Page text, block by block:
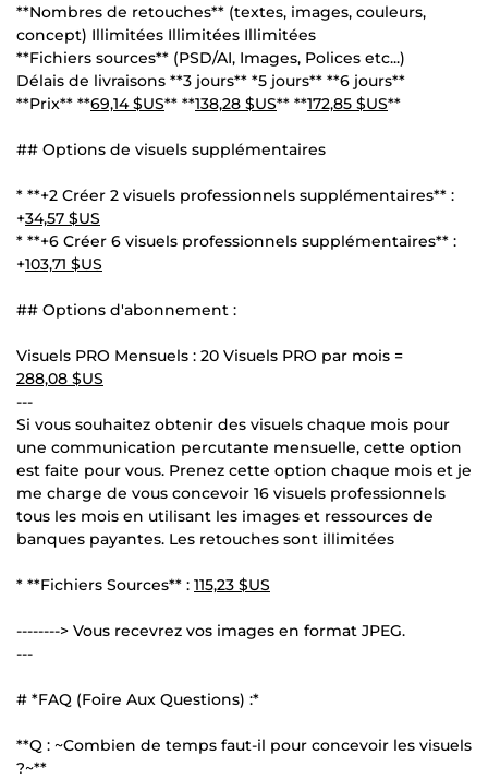
**Nombres de retouches** (textes, images, couleurs,
concept) Illimitées Illimitées Illimitées
**Fichiers sources** (PSD/AI, Images, Polices etc...)
Délais de livraisons **3 jours** *5 jours** **6 jours**
**Prix** **69,14 $US** **138,28 $US** **172,85 $US**
## Options de visuels supplémentaires
* **+2 Créer 2 visuels professionnels supplémentaires** :
+34,57 $US
* **+6 Créer 6 visuels professionnels supplémentaires** :
+103,71 $US
## Options d'abonnement :
Visuels PRO Mensuels : 20 Visuels PRO par mois =
288,08 $US
---
Si vous souhaitez obtenir des visuels chaque mois pour
une communication percutante mensuelle, cette option
est faite pour vous. Prenez cette option chaque mois et je
me charge de vous concevoir 16 visuels professionnels
tous les mois en utilisant les images et ressources de
banques payantes. Les retouches sont illimitées
* **Fichiers Sources** : 115,23 $US
--------> Vous recevrez vos images en format JPEG.
---
# *FAQ (Foire Aux Questions) :*
**Q : ~Combien de temps faut-il pour concevoir les visuels
?~**